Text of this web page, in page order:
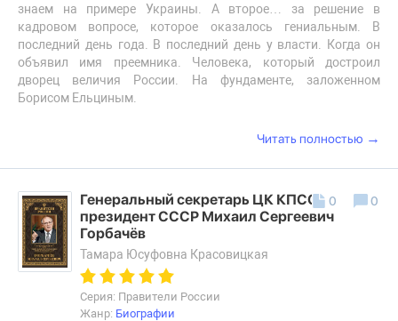
знаем на примере Украины. А второе… за решение в
кадровом вопросе, которое оказалось гениальным. В
последний день года. В последний день у власти. Когда он
объявил имя преемника. Человека, который достроил
дворец величия России. На фундаменте, заложенном
Борисом Ельциным.
Читать полностью →
Генеральный секретарь ЦК КПСС, первый
президент СССР Михаил Сергеевич
Горбачёв
Тамара Юсуфовна Красовицкая
Серия: Правители России
Жанр: Биографии
0 0